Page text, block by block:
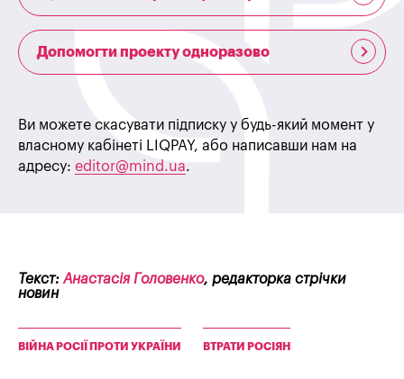
Допомогти проекту одноразово
Ви можете скасувати підписку у будь-який момент у
власному кабінеті LIQPAY, або написавши нам на
адресу: editor@mind.ua.
Текст: Анастасія Головенко, редакторка стрічки
новин
ВІЙНА РОСІЇ ПРОТИ УКРАЇНИ ВТРАТИ РОСІЯН